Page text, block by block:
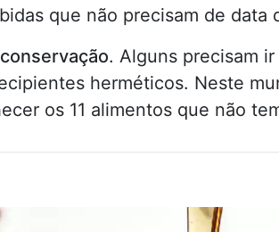
que não precisam de data
conservação. Alguns precisam ir
herméticos. Neste
os 11 alimentos que não